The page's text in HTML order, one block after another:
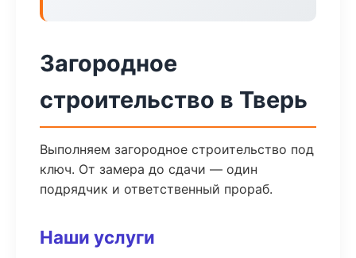
Загородное
строительство в Тверь
Выполняем загородное строительство под
ключ. От замера до сдачи — один
подрядчик и ответственный прораб.
Наши услуги